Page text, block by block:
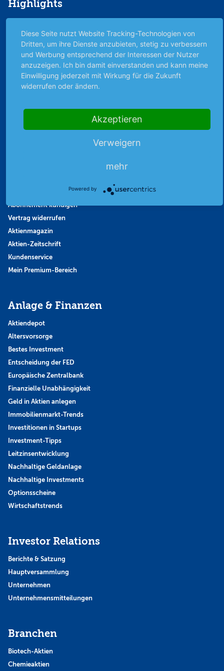
Highlights
Börsenbericht
Börsengerüchte
Börsengespräche
Börsennews
Favoriten
Strategie
Abonnement kündigen
Vertrag widerrufen
Aktienmagazin
Aktien-Zeitschrift
Kundenservice
Mein Premium-Bereich
Anlage & Finanzen
Aktiendepot
Altersvorsorge
Bestes Investment
Entscheidung der FED
Europäische Zentralbank
Finanzielle Unabhängigkeit
Geld in Aktien anlegen
Immobilienmarkt-Trends
Investitionen in Startups
Investment-Tipps
Leitzinsentwicklung
Nachhaltige Geldanlage
Nachhaltige Investments
Optionsscheine
Wirtschaftstrends
Investor Relations
Berichte & Satzung
Hauptversammlung
Unternehmen
Unternehmensmitteilungen
Branchen
Biotech-Aktien
Chemieaktien
Diese Seite nutzt Website Tracking-Technologien von
Dritten, um ihre Dienste anzubieten, stetig zu verbessern
und Werbung entsprechend der Interessen der Nutzer
anzuzeigen. Ich bin damit einverstanden und kann meine
Einwilligung jederzeit mit Wirkung für die Zukunft
widerrufen oder ändern.
Akzeptieren
Verweigern
mehr
Powered by